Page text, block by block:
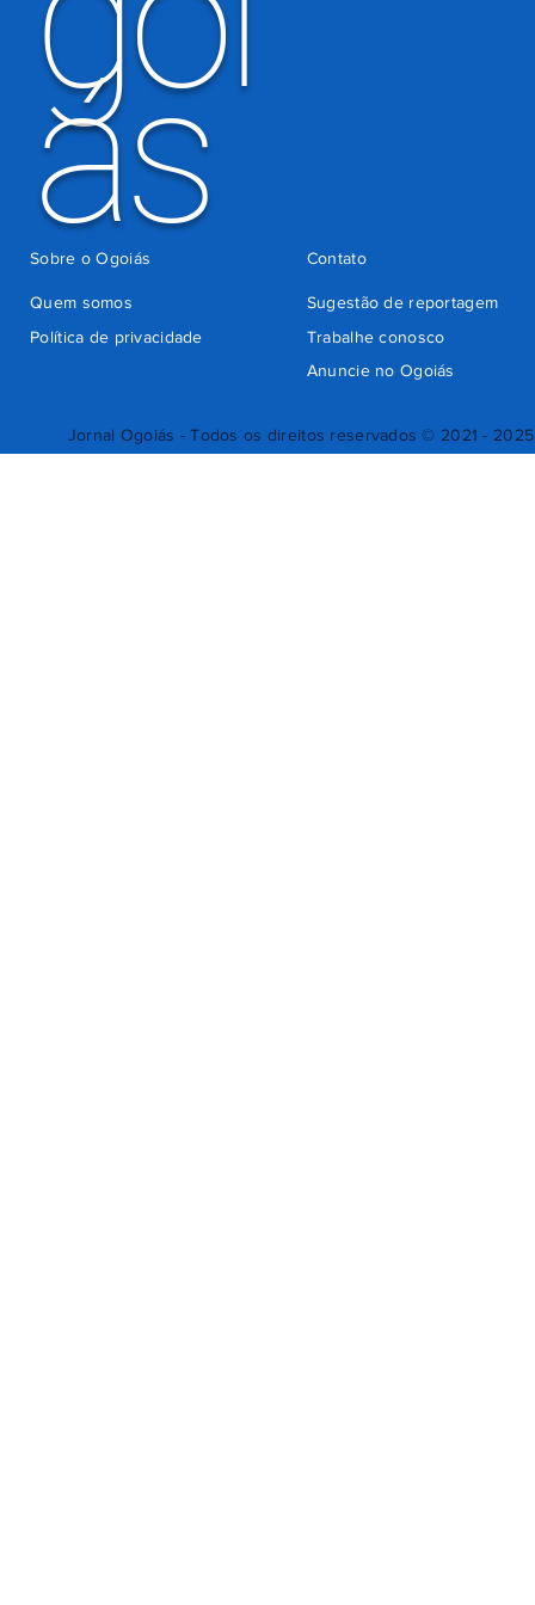
Jornal Ogoiás - Todos os direitos reservados © 2021 - 2025
ás
Quem somos
Sugestão de reportagem
Trabalhe conosco
Política de privacidade
Anuncie no Ogoiás
Contato
Sobre o Ogoiás